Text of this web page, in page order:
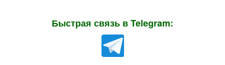
Быстрая связь в Telegram: